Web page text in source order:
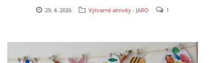
MOTIVAČNÍ CITÁTY PRO UČITELE
POKUSY
29. 4. 2026 Výtvarné aktivity - JARO 1